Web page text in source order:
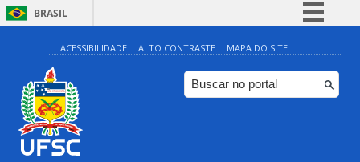
BRASIL
Simplifique!
Comunica BR
Participe
ACESSIBILIDADE ALTO CONTRASTE MAPA DO SITE